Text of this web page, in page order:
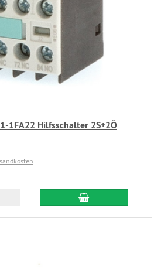
1FA22 Hilfsschalter 2S+2Ö